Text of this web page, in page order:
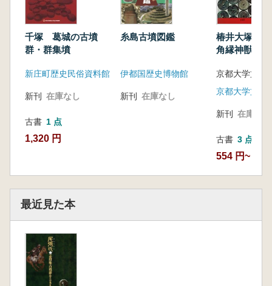
千塚 葛城の古墳
群・群集墳
新庄町歴史民俗資料館
新刊 在庫なし
古書 1 点
1,320 円
糸島古墳図鑑
伊都国歴史博物館
新刊 在庫なし
椿井大塚山
角縁神獣鏡
京都大学文学
新刊 在庫なし
古書 3 点
554 円~
最近見た本